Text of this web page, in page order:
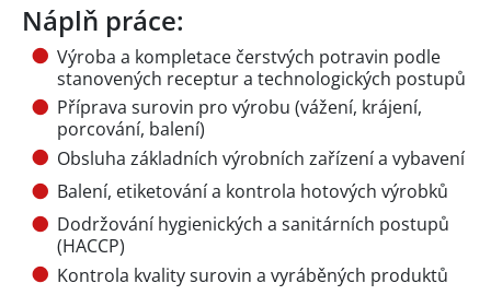
Náplň práce:
Výroba a kompletace čerstvých potravin podle
stanovených receptur a technologických postupů
Příprava surovin pro výrobu (vážení, krájení,
porcování, balení)
Obsluha základních výrobních zařízení a vybavení
Balení, etiketování a kontrola hotových výrobků
Dodržování hygienických a sanitárních postupů
(HACCP)
Kontrola kvality surovin a vyráběných produktů